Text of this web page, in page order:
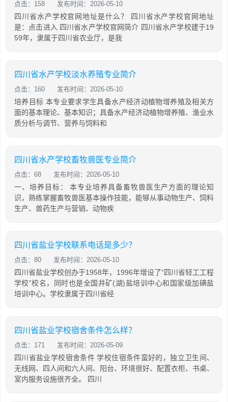
点击：158 发布时间：2026-05-10
四川省水产学校官网地址是什么？ 四川省水产学校官网地址
是：点击进入 四川省水产学校官网简介 四川省水产学校建于19
59年，隶属于四川省农业厅，是我
四川省水产学校淡水养殖专业简介
点击：160 发布时间：2026-05-10
培养目标 本专业要求学生具备水产经济动植物增养殖及相关方
面的基本理论、基本知识；具备水产经济动植物增养殖、渔业水
质分析与调节、营养与饲料和
四川省水产学校畜牧兽医专业简介
点击：68 发布时间：2026-05-10
一、培养目标： 本专业培养具备畜牧兽医生产方面的理论知
识，熟练掌握畜牧兽医基本操作技能，能够从事动物生产、饲料
生产、兽药生产与营销、动物疾
四川省盐业学校联系电话是多少？
点击：80 发布时间：2026-05-10
四川省盐业学校创办于1958年，1996年增设了“四川省轻工工程
学校”校名，同时也是全国井矿(湖)盐培训中心和国家级加碘盐
培训中心。学校隶属于四川省经
四川省盐业学校宿舍条件怎么样？
点击：171 发布时间：2026-05-09
四川省盐业学校宿舍条件 学校住宿条件蛮好的，独立卫生间、
无线网、四人间和六人间、阳台、环境很好、配置衣柜、书桌、
室内服务设施很齐全。 四川